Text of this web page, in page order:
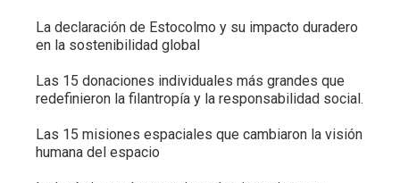
La declaración de Estocolmo y su impacto duradero
en la sostenibilidad global
Las 15 donaciones individuales más grandes que
redefinieron la filantropía y la responsabilidad social.
Las 15 misiones espaciales que cambiaron la visión
humana del espacio